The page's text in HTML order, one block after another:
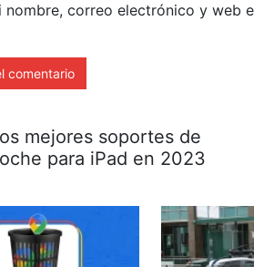
nombre, correo electrónico y web
mejores soportes de
para iPad en 2023